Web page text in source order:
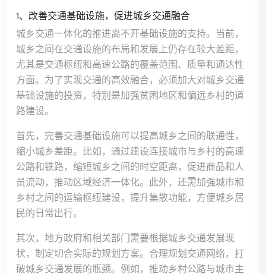
1、改善交通基础设施，促进城乡交通融合
城乡交通一体化的推进离不开基础设施的支持。当前，
城乡之间在交通设施的布局和发展上仍存在较大差距，
尤其是交通枢纽和高速公路的覆盖范围、质量和通达性
方面。为了实现交通的高效融合，必须加大对城乡交通
基础设施的投资，特别是加强贫困地区和偏远乡村的道
路建设。
首先，完善交通基础设施可以提高城乡之间的联通性，
缩小城乡差距。比如，通过建设连接城市与乡村的高速
公路和铁路，缩短城乡之间的时空距离，促进商品和人
员流动，推动区域经济一体化。此外，还需加强城市和
乡村之间的运输枢纽建设，提升集散功能，方便城乡居
民的日常出行。
其次，地方政府和相关部门需要根据城乡交通发展现
状，制定切合实际的规划方案。合理规划交通网络，打
破城乡交通发展的瓶颈。例如，推动乡村公路与城市主